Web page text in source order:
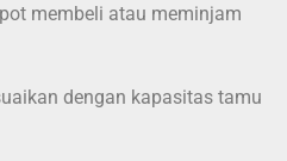
membeli atau meminjam
dengan kapasitas tamu